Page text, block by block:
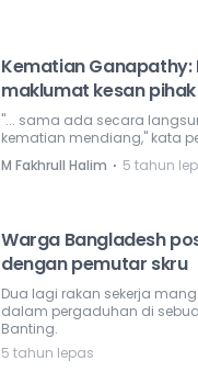
Kematian Ganapathy:
maklumat kesan
"... sama ada secara
kematian mendiang," kata
M Fakhrull Halim ⋅ 5 tahun
Warga Bangladesh
dengan pemutar skru
Dua lagi rakan sekerja
dalam pergaduhan di
Banting.
5 tahun lepas